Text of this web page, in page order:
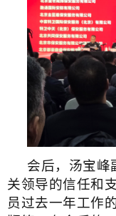
会后，汤宝峰
关领导的信任和
员过去一年工作